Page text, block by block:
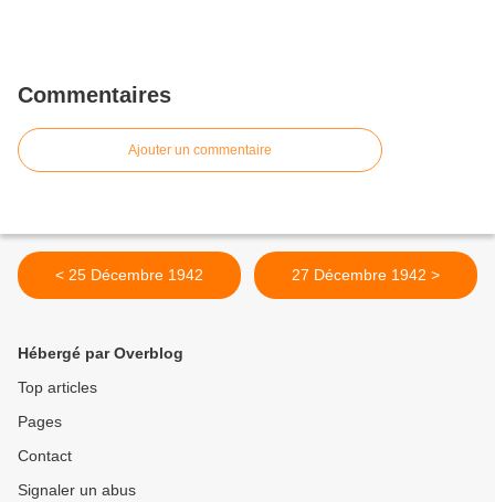
Commentaires
Ajouter un commentaire
< 25 Décembre 1942 27 Décembre 1942 >
Hébergé par Overblog
Top articles
Pages
Contact
Signaler un abus